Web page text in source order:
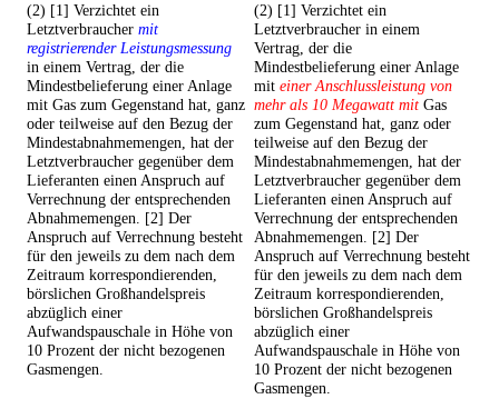
(2) [1] Verzichtet ein
Letztverbraucher mit
registrierender Leistungsmessung
in einem Vertrag, der die
Mindestbelieferung einer Anlage
mit Gas zum Gegenstand hat, ganz
oder teilweise auf den Bezug der
Mindestabnahmemengen, hat der
Letztverbraucher gegenüber dem
Lieferanten einen Anspruch auf
Verrechnung der entsprechenden
Abnahmemengen. [2] Der
Anspruch auf Verrechnung besteht
für den jeweils zu dem nach dem
Zeitraum korrespondierenden,
börslichen Großhandelspreis
abzüglich einer
Aufwandspauschale in Höhe von
10 Prozent der nicht bezogenen
Gasmengen.
(2) [1] Verzichtet ein
Letztverbraucher in einem
Vertrag, der die
Mindestbelieferung einer Anlage
mit einer Anschlussleistung von
mehr als 10 Megawatt mit Gas
zum Gegenstand hat, ganz oder
teilweise auf den Bezug der
Mindestabnahmemengen, hat der
Letztverbraucher gegenüber dem
Lieferanten einen Anspruch auf
Verrechnung der entsprechenden
Abnahmemengen. [2] Der
Anspruch auf Verrechnung besteht
für den jeweils zu dem nach dem
Zeitraum korrespondierenden,
börslichen Großhandelspreis
abzüglich einer
Aufwandspauschale in Höhe von
10 Prozent der nicht bezogenen
Gasmengen.